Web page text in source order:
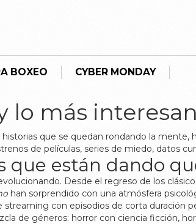
BOXEO CYBER MONDAY
lo más
que se quedan rondando la
de películas, series de miedo, datos
que están dando
Desde el regreso de los
han sorprendido con una atmósfera
con episodios de corta duración
de géneros: horror con ciencia ficción,